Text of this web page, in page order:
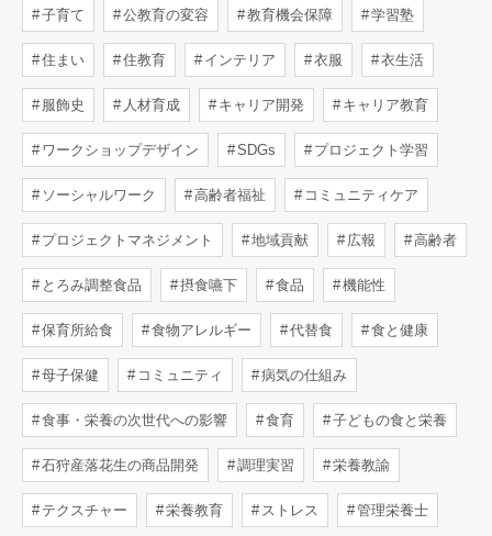
子育て 公教育の変容 教育機会保障 学習塾
住まい 住教育 インテリア 衣服 衣生活
服飾史 人材育成 キャリア開発 キャリア教育
ワークショップデザイン SDGs プロジェクト学習
ソーシャルワーク 高齢者福祉 コミュニティケア
プロジェクトマネジメント 地域貢献 広報 高齢者
とろみ調整食品 摂食嚥下 食品 機能性
保育所給食 食物アレルギー 代替食 食と健康
母子保健 コミュニティ 病気の仕組み
食事・栄養の次世代への影響 食育 子どもの食と栄養
石狩産落花生の商品開発 調理実習 栄養教諭
テクスチャー 栄養教育 ストレス 管理栄養士